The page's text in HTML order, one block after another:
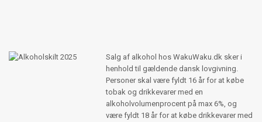
Salg af alkohol hos WakuWaku.dk sker i
henhold til gældende dansk lovgivning.
Personer skal være fyldt 16 år for at købe
tobak og drikkevarer med en
alkoholvolumenprocent på max 6%, og
være fyldt 18 år for at købe drikkevarer med